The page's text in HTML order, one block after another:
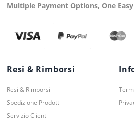
Multiple Payment Options, One
Resi & Rimborsi
Resi & Rimborsi
Spedizione Prodotti
Servizio Clienti